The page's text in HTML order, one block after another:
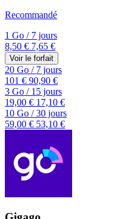
Recommandé
1 Go /7 jours
8,50 € 7,65 €
Voir le forfait
20 Go /7 jours
101 € 90,90 €
3 Go /15 jours
19,00 € 17,10 €
10 Go /30 jours
59,00 € 53,10 €